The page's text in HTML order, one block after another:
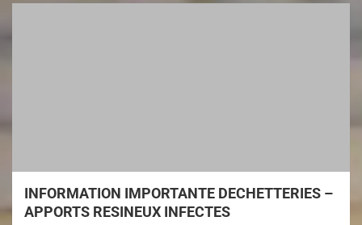
INFORMATION IMPORTANTE DECHETTERIES –
APPORTS RESINEUX INFECTES